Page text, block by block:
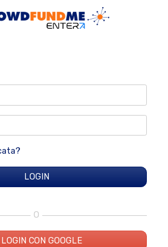
O
LOGIN CON GOOGLE